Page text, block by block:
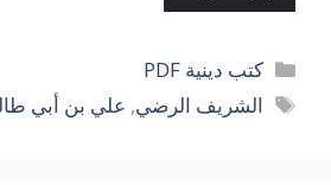
التصنيفات
كتب دينية PDF
الوسوم
الشريف الرضي, علي بن أبي